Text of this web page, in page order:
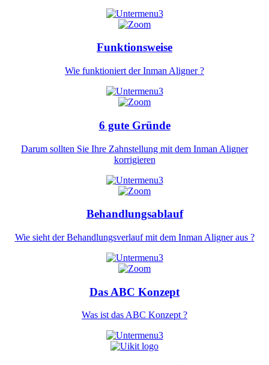
Funktionsweise
Wie funktioniert der Inman Aligner ?
6 gute Gründe
Darum sollten Sie Ihre Zahnstellung mit dem Inman Aligner
korrigieren
Behandlungsablauf
Wie sieht der Behandlungsverlauf mit dem Inman Aligner aus ?
Das ABC Konzept
Was ist das ABC Konzept ?